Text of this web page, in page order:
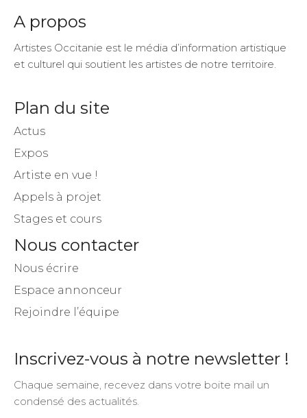
A propos
Artistes Occitanie est le média d’information artistique
et culturel qui soutient les artistes de notre territoire.
Plan du site
Actus
Expos
Artiste en vue !
Appels à projet
Stages et cours
Nous contacter
Nous écrire
Espace annonceur
Rejoindre l’équipe
Inscrivez-vous à notre newsletter !
Chaque semaine, recevez dans votre boite mail un
condensé des actualités.